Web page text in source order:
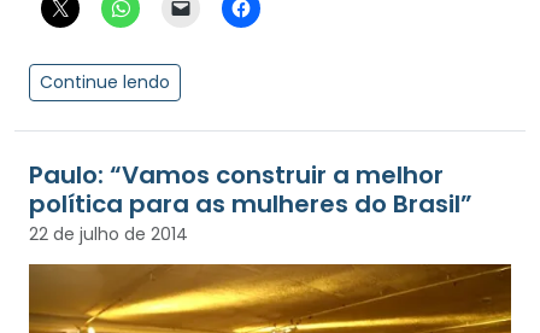
Continue lendo
Paulo: “Vamos construir a melhor
política para as mulheres do Brasil”
22 de julho de 2014